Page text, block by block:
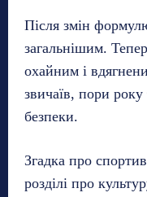
Після змін
загальнішим.
охайним і
звичаїв, пори
безпеки.
Згадка про
розділі про